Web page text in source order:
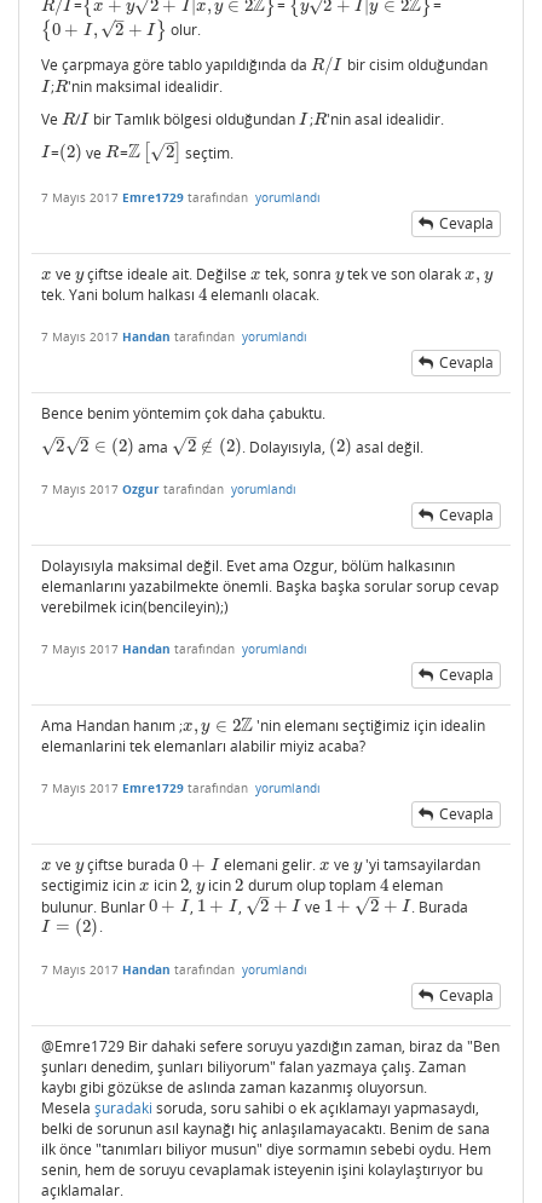
R/I
R/I ={ x + y 2
√ + I x, y ∈ 2Z}
{x+ y2+I|x,y∈2 Z} = { y 2
√ + I |y ∈ 2Z}
{y2+I|y∈ 2Z } =
{ 0 + I, 2
–
√ + I }
{ 0+ I,2 +I}
olur.
Ve çarpmaya göre tablo yapıldığında da R/I
R/I bir cisim olduğundan
I
I ;R
R 'nin maksimal idealidir.
Ve R
R /I
I bir Tamlık bölgesi olduğundanI
I ;R
R 'nin asal idealidir​.
I
I =(2)
(2) veR
R =Z 2
–
√
Z[ ] seçtim.
7 Mayıs 2017 Emre1729 tarafından yorumlandı
Cevapla
x
x ve y
yçiftse ideale ait. Değilsex
x tek, sonray
ytek ve son olarakx, y
x,y
tek. Yani bolum halkası 4
4elemanlı olacak.
7 Mayıs 2017 Handan tarafından yorumlandı
Cevapla
Bence benim yöntemim çok daha çabuktu.
2
–
√ 2
–
√ ∈ (2)
22∈(2) ama 2
–
√ ∉ (2)
2∉( 2) . Dolayısıyla, (2)
(2) asal değil.
7 Mayıs 2017 Ozgur tarafından yorumlandı
Cevapla
Dolayısıyla maksimal değil. Evet ama Ozgur, bölüm halkasının
elemanlarını yazabilmekte önemli. Başka başka sorular sorup cevap
verebilmek icin(bencileyin);)
7 Mayıs 2017 Handan tarafından yorumlandı
Cevapla
Ama Handan hanım​ ;x, y ∈ 2Z
x,y∈ 2Z
'nin elemanı seçtiğimiz için idealin
elemanlarini tek elemanları​ alabilir miyiz acaba?
7 Mayıs 2017 Emre1729 tarafından yorumlandı
Cevapla
x
x ve y
yçiftse burada0 + I
0 +I elemani gelir.x
x ve y
y'yi tamsayilardan
sectigimiz icin x
x icin2
2,y
yicin2
2 durum olup toplam4
4eleman
bulunur. Bunlar0 + I
0 +I , 1 + I
1+I , 2
–
√ + I
2+I ve 1 + 2
–
√ + I
1+2+I . Burada
I = (2)
I= (2) .
7 Mayıs 2017 Handan tarafından yorumlandı
Cevapla
@Emre1729 Bir dahaki sefere soruyu yazdığın zaman, biraz da "Ben
şunları denedim, şunları biliyorum" falan yazmaya çalış. Zaman
kaybı gibi gözükse de aslında zaman kazanmış oluyorsun.
Mesela şuradaki soruda, soru sahibi o ek açıklamayı yapmasaydı,
belki de sorunun asıl kaynağı hiç anlaşılamayacaktı. Benim de sana
ilk önce "tanımları biliyor musun" diye sormamın sebebi oydu. Hem
senin, hem de soruyu cevaplamak isteyenin işini kolaylaştırıyor bu
açıklamalar.